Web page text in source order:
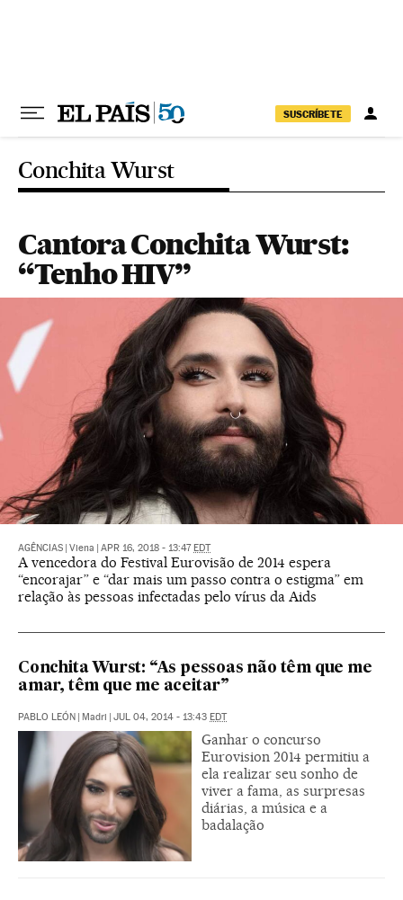
SUSCRÍBETE
Conchita Wurst
Cantora Conchita Wurst:
“Tenho HIV”
AGÊNCIAS Viena APR 16, 2018 - 13:47 EDT
A vencedora do Festival Eurovisão de 2014 espera
“encorajar” e “dar mais um passo contra o estigma” em
relação às pessoas infectadas pelo vírus da Aids
Conchita Wurst: “As pessoas não têm que me
amar, têm que me aceitar”
PABLO LEÓN Madri JUL 04, 2014 - 13:43 EDT
Ganhar o concurso
Eurovision 2014 permitiu a
ela realizar seu sonho de
viver a fama, as surpresas
diárias, a música e a
badalação